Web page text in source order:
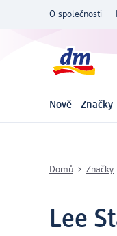
O společnosti
Nově Značky
Domů Značky
Lee